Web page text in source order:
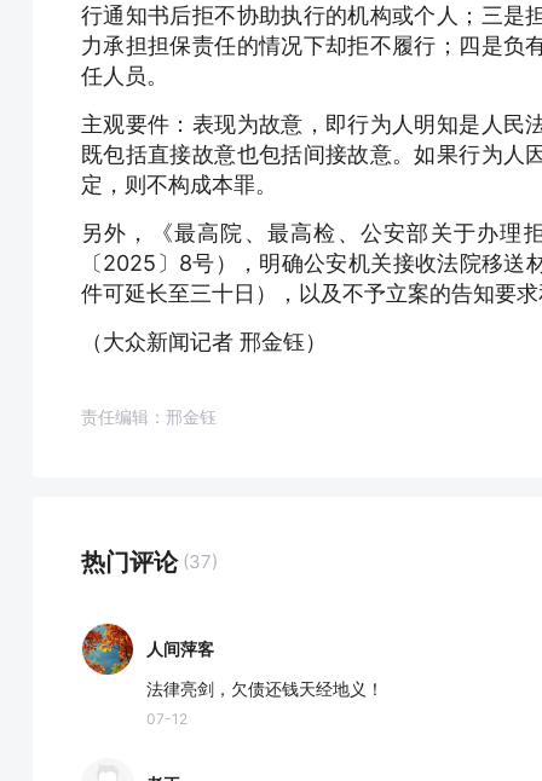
行通知书后拒不协助执行的机构或个人；三是
力承担担保责任的情况下却拒不履行；四是负
任人员。
主观要件：表现为故意，即行为人明知是人民
既包括直接故意也包括间接故意。如果行为人
定，则不构成本罪。
另外，《最高院、最高检、公安部关于办理
〔2025〕8号），明确公安机关接收法院移
件可延长至三十日），以及不予立案的告知要
（大众新闻记者 邢金钰）
责任编辑：邢金钰
热门评论 (37)
人间萍客
法律亮剑，欠债还钱天经地义！
07-12